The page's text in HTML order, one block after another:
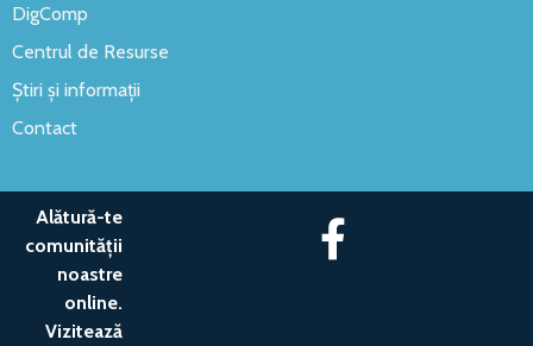
DigComp
Centrul de Resurse
Știri și informații
Contact
Alătură-te
comunității
noastre
online.
Vizitează